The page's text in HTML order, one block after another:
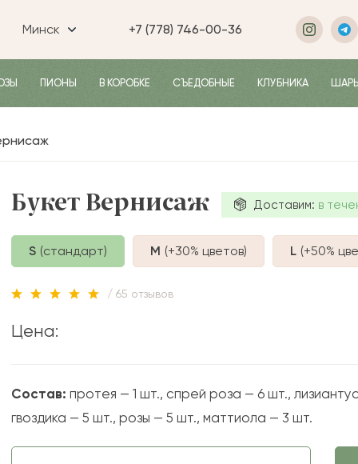
Минск +7 (778) 746-00-36
ПИОНЫ В КОРОБКЕ СЪЕДОБНЫЕ КЛУБНИКА
Букет Вернисаж Доставим: в
S (стандарт) M (+30% цветов) L (+50%
/ 65 отзывов
Цена:
Состав: протея — 1 шт., спрей роза — 6 шт.,
гвоздика — 5 шт., розы — 5 шт., маттиола — 3 шт.